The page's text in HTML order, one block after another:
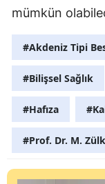
mümkün
#Akdeniz Tipi
#Bilişsel Sağlık
#Hafıza
#Prof. Dr. M.